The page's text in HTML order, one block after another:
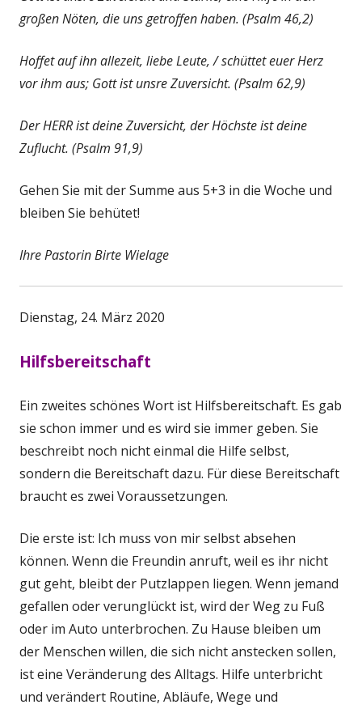
großen Nöten, die uns getroffen haben. (Psalm 46,2)
Hoffet auf ihn allezeit, liebe Leute, / schüttet euer Herz
vor ihm aus; Gott ist unsre Zuversicht. (Psalm 62,9)
Der HERR ist deine Zuversicht, der Höchste ist deine
Zuflucht. (Psalm 91,9)
Gehen Sie mit der Summe aus 5+3 in die Woche und
bleiben Sie behütet!
Ihre Pastorin Birte Wielage
Dienstag, 24. März 2020
Hilfsbereitschaft
Ein zweites schönes Wort ist Hilfsbereitschaft. Es gab
sie schon immer und es wird sie immer geben. Sie
beschreibt noch nicht einmal die Hilfe selbst,
sondern die Bereitschaft dazu. Für diese Bereitschaft
braucht es zwei Voraussetzungen.
Die erste ist: Ich muss von mir selbst absehen
können. Wenn die Freundin anruft, weil es ihr nicht
gut geht, bleibt der Putzlappen liegen. Wenn jemand
gefallen oder verunglückt ist, wird der Weg zu Fuß
oder im Auto unterbrochen. Zu Hause bleiben um
der Menschen willen, die sich nicht anstecken sollen,
ist eine Veränderung des Alltags. Hilfe unterbricht
und verändert Routine, Abläufe, Wege und